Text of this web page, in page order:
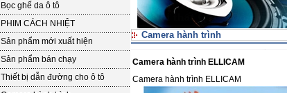
Bọc ghế da ô tô
PHIM CÁCH NHIỆT
Sản phẩm mới xuất hiện
Sản phẩm bán chạy
Thiết bị dẫn đường cho ô tô
Camera hành trình
Camera hành trình ELLICAM
Camera hành trình ELLICAM